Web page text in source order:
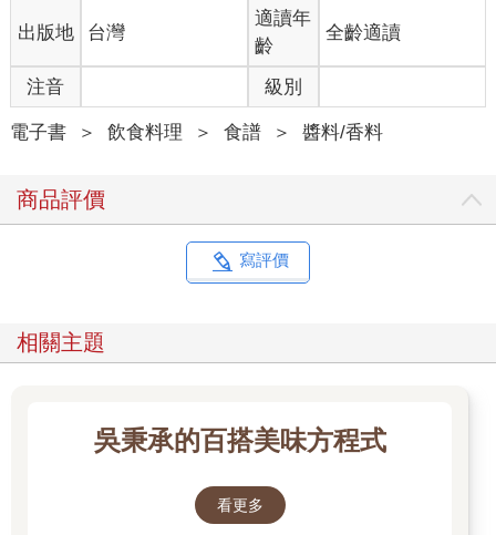
出版地 台灣
適讀年
齡
全齡適讀
注音 級別
電子書 ＞ 飲食料理 ＞ 食譜 ＞ 醬料/香料
商品評價
寫評價
相關主題
吳秉承的百搭美味方程式
看更多